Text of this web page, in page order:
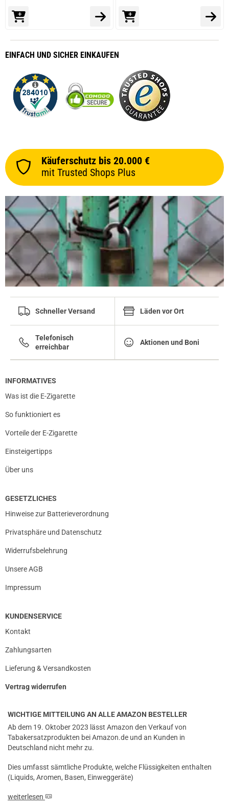
EINFACH UND SICHER EINKAUFEN
Käuferschutz bis 20.000 €
mit Trusted Shops Plus
Schneller Versand Läden vor Ort
Telefonisch
erreichbar
Aktionen und Boni
INFORMATIVES
Was ist die E-Zigarette
So funktioniert es
Vorteile der E-Zigarette
Einsteigertipps
Über uns
GESETZLICHES
Hinweise zur Batterieverordnung
Privatsphäre und Datenschutz
Widerrufsbelehrung
Unsere AGB
Impressum
KUNDENSERVICE
Kontakt
Zahlungsarten
Lieferung & Versandkosten
Vertrag widerrufen
WICHTIGE MITTEILUNG AN ALLE AMAZON BESTELLER
Ab dem 19. Oktober 2023 lässt Amazon den Verkauf von
Tabakersatzprodukten bei Amazon.de und an Kunden in
Deutschland nicht mehr zu.
Dies umfasst sämtliche Produkte, welche Flüssigkeiten enthalten
(Liquids, Aromen, Basen, Einweggeräte)
weiterlesen